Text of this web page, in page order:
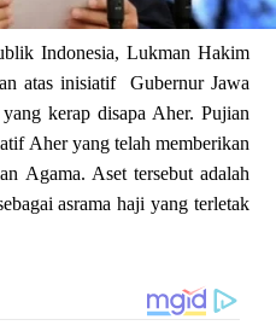
Indonesia, Lukman Hakim
atas inisiatif Gubernur Jawa
kerap disapa Aher. Pujian
Aher yang telah memberikan
Agama. Aset tersebut adalah
asrama haji yang terletak